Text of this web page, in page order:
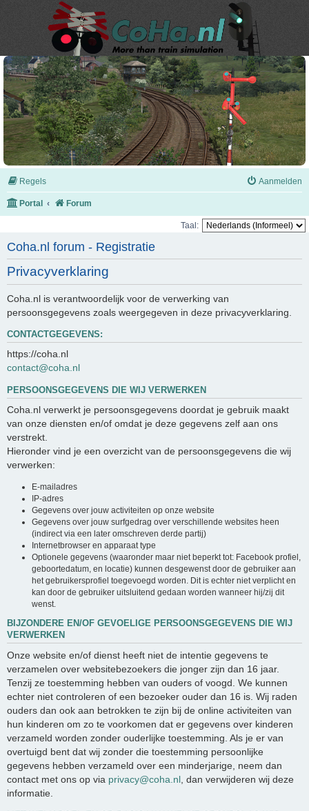
Regels Aanmelden
Portal Forum
Taal:
Coha.nl forum - Registratie
Privacyverklaring
Coha.nl is verantwoordelijk voor de verwerking van
persoonsgegevens zoals weergegeven in deze privacyverklaring.
CONTACTGEGEVENS:
https://coha.nl
contact@coha.nl
PERSOONSGEGEVENS DIE WIJ VERWERKEN
Coha.nl verwerkt je persoonsgegevens doordat je gebruik maakt
van onze diensten en/of omdat je deze gegevens zelf aan ons
verstrekt.
Hieronder vind je een overzicht van de persoonsgegevens die wij
verwerken:
E-mailadres
IP-adres
Gegevens over jouw activiteiten op onze website
Gegevens over jouw surfgedrag over verschillende websites heen
(indirect via een later omschreven derde partij)
Internetbrowser en apparaat type
Optionele gegevens (waaronder maar niet beperkt tot: Facebook profiel,
geboortedatum, en locatie) kunnen desgewenst door de gebruiker aan
het gebruikersprofiel toegevoegd worden. Dit is echter niet verplicht en
kan door de gebruiker uitsluitend gedaan worden wanneer hij/zij dit
wenst.
BIJZONDERE EN/OF GEVOELIGE PERSOONSGEGEVENS DIE WIJ
VERWERKEN
Onze website en/of dienst heeft niet de intentie gegevens te
verzamelen over websitebezoekers die jonger zijn dan 16 jaar.
Tenzij ze toestemming hebben van ouders of voogd. We kunnen
echter niet controleren of een bezoeker ouder dan 16 is. Wij raden
ouders dan ook aan betrokken te zijn bij de online activiteiten van
hun kinderen om zo te voorkomen dat er gegevens over kinderen
verzameld worden zonder ouderlijke toestemming. Als je er van
overtuigd bent dat wij zonder die toestemming persoonlijke
gegevens hebben verzameld over een minderjarige, neem dan
contact met ons op via privacy@coha.nl , dan verwijderen wij deze
informatie.